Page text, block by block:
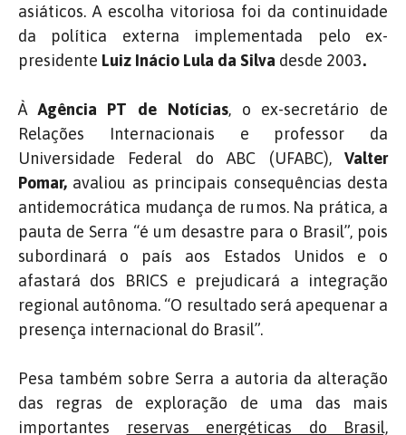
asiáticos. A escolha vitoriosa foi da continuidade
da política externa implementada pelo ex-
presidente Luiz Inácio Lula da Silva desde 2003.
ÀAgência PT de Notícias, o ex-secretário de
Relações Internacionais e professor da
Universidade Federal do ABC (UFABC), Valter
Pomar, avaliou as principais consequências desta
antidemocrática mudança de rumos. Na prática, a
pauta de Serra “é um desastre para o Brasil”, pois
subordinará o país aos Estados Unidos e o
afastará dos BRICS e prejudicará a integração
regional autônoma. “O resultado será apequenar a
presença internacional do Brasil”.
Pesa também sobre Serra a autoria da alteração
das regras de exploração de uma das mais
importantes reservas energéticas do Brasil,